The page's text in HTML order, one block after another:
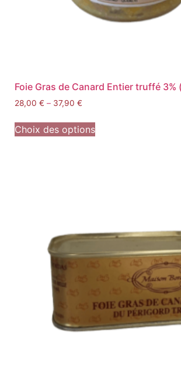
Foie Gras de Canard Entier truffé 3%
28,00 € – 37,90 €
Choix des options